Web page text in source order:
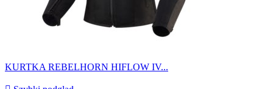
KURTKA REBELHORN HIFLOW IV...